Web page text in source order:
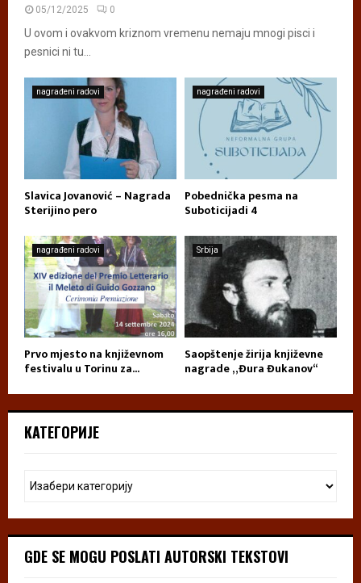
05/12/2025 0
U ovom i ovakvom kriznom vremenu nemaju mnogi pisci i
pesnici ni tu...
nagrađeni radovi
Slavica Jovanović – Nagrada
Sterijino pero
nagrađeni radovi
Pobednička pesma na
Suboticijadi 4
nagrađeni radovi
Prvo mjesto na književnom
festivalu u Torinu za...
Srbija
Saopštenje žirija književne
nagrade „Đura Đukanov“
КАТЕГОРИЈЕ
GDE SE MOGU POSLATI AUTORSKI TEKSTOVI